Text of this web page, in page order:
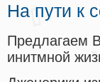
На пути к
Предлагаем
инитмной